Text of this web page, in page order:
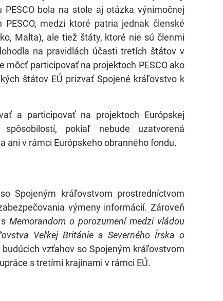
bola na stole aj otázka výnimočnej
medzi ktoré patria jednak členské
Malta), ale tiež štáty, ktoré nie sú členmi
na pravidlách účasti tretích štátov v
môcť participovať na projektoch PESCO ako
štátov EÚ prizvať Spojené kráľovstvo k
a participovať na projektoch Európskej
pokiaľ nebude uzatvorená
ani v rámci Európskeho obranného fondu.
Spojeným kráľovstvom prostredníctvom
výmeny informácií. Zároveň
sMemorandom o porozumení medzi vládou
Veľkej Británie a Severného Írska o
budúcich vzťahov so Spojeným kráľovstvom
s tretími krajinami v rámci EÚ.